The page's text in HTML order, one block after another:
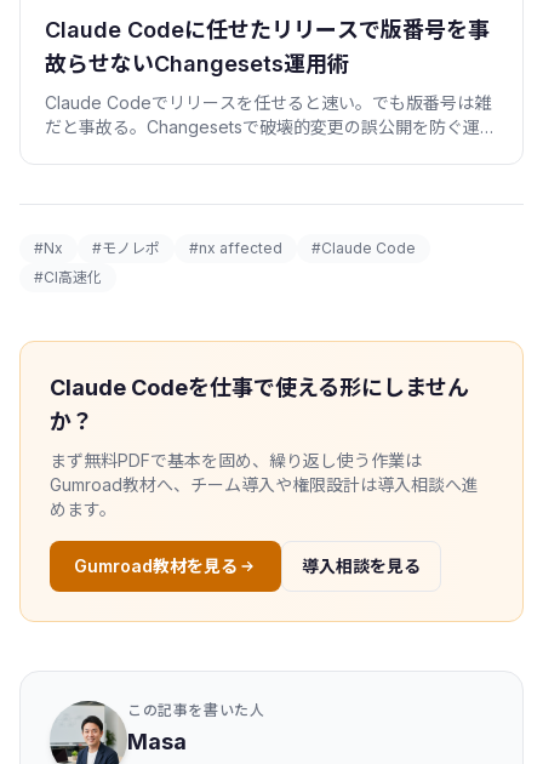
Claude Codeに任せたリリースで版番号を事
故らせないChangesets運用術
Claude Codeでリリースを任せると速い。でも版番号は雑
だと事故る。Changesetsで破壊的変更の誤公開を防ぐ運用
#Nx #モノレポ #nx affected
#Claude Code
#CI高速化
Claude Codeを仕事で使える形にしません
か？
まず無料PDFで基本を固め、繰り返し使う作業は
Gumroad教材へ、チーム導入や権限設計は導入相談へ進
めます。
Gumroad教材を見る 導入相談を見る
この記事を書いた人
Masa